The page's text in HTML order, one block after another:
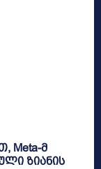
Meta-მ
ზიანის